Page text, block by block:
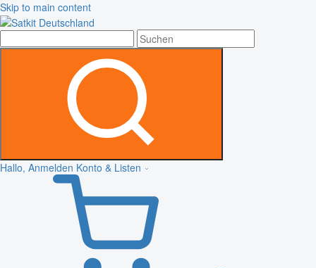
Skip to main content
Hallo, Anmelden Konto & Listen